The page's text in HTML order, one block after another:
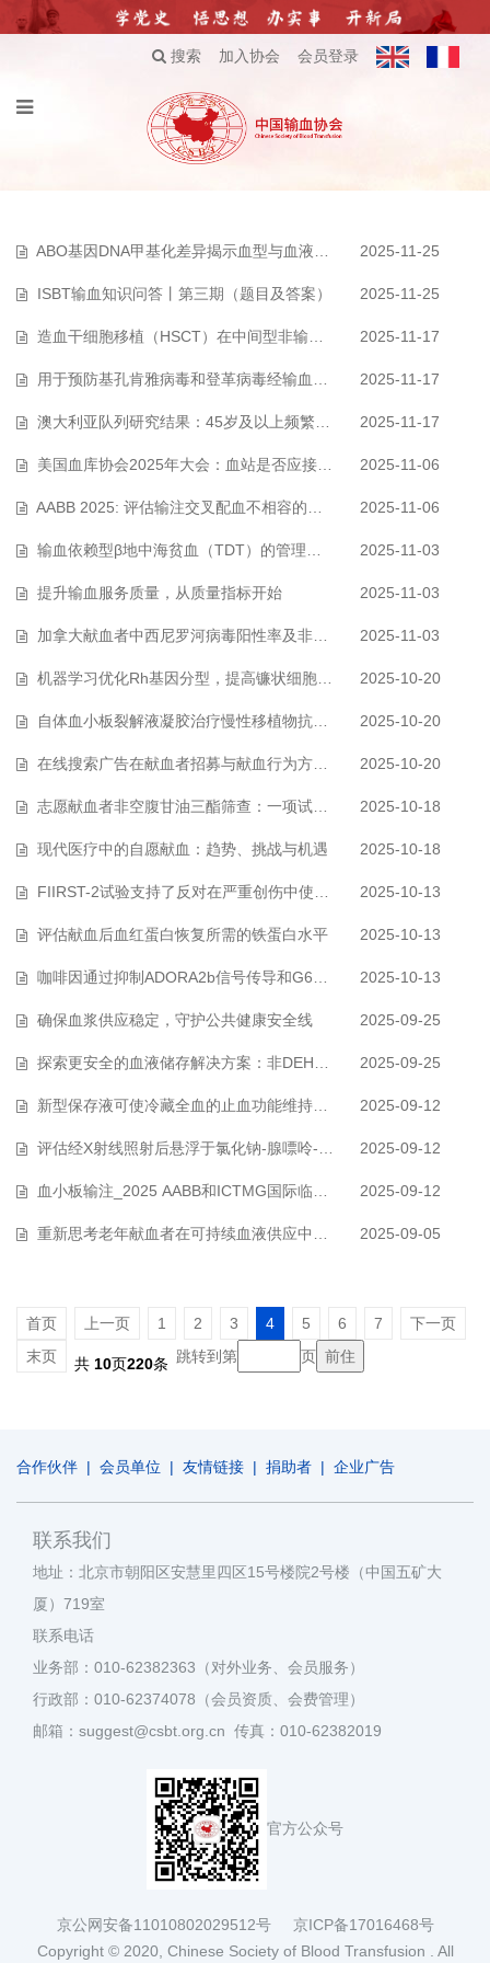
搜索 加入协会 会员登录
ABO基因DNA甲基化差异揭示血型与血液健康的潜在联系 2025-11-25
ISBT输血知识问答丨第三期（题目及答案） 2025-11-25
造血干细胞移植（HSCT）在中间型非输血依赖型地中海贫血中的应用 2025-11-17
用于预防基孔肯雅病毒和登革病毒经输血传播的核酸检测方法评估 2025-11-17
澳大利亚队列研究结果：45岁及以上频繁单采献血者的骨骼健康未受不良影响… 2025-11-17
美国血库协会2025年大会：血站是否应接收含意外同种抗体的红细胞制品？ 2025-11-06
AABB 2025: 评估输注交叉配血不相容的红细胞后的临床结果 2025-11-06
输血依赖型β地中海贫血（TDT）的管理：输血指南 2025-11-03
提升输血服务质量，从质量指标开始 2025-11-03
加拿大献血者中西尼罗河病毒阳性率及非季节性筛查的有效性 2025-11-03
机器学习优化Rh基因分型，提高镰状细胞病患者输血安全 2025-10-20
自体血小板裂解液凝胶治疗慢性移植物抗宿主病口腔黏膜病变的疗效研究 2025-10-20
在线搜索广告在献血者招募与献血行为方面的有效性评估 2025-10-20
志愿献血者非空腹甘油三酯筛查：一项试点研究 2025-10-18
现代医疗中的自愿献血：趋势、挑战与机遇 2025-10-18
FIIRST-2试验支持了反对在严重创伤中使用凝血因子替代冰冻血浆的论点 2025-10-13
评估献血后血红蛋白恢复所需的铁蛋白水平 2025-10-13
咖啡因通过抑制ADORA2b信号传导和G6PD活性损害红细胞储存质量 2025-10-13
确保血浆供应稳定，守护公共健康安全线 2025-09-25
探索更安全的血液储存解决方案：非DEHP血袋系统研究进展 2025-09-25
新型保存液可使冷藏全血的止血功能维持56天 2025-09-12
评估经X射线照射后悬浮于氯化钠-腺嘌呤-葡萄糖-甘露醇添加液的冰冻解冻去甘… 2025-09-12
血小板输注_2025 AABB和ICTMG国际临床实践指南 2025-09-12
重新思考老年献血者在可持续血液供应中的作用 2025-09-05
首页 上一页 1 2 3 4 5 6 7
下一页
末页
共 10页220条 跳转到第 页
合作伙伴 | 会员单位 | 友情链接 | 捐助者 | 企业广告
联系我们
地址：北京市朝阳区安慧里四区15号楼院2号楼（中国五矿大
厦）719室
联系电话
业务部：010-62382363（对外业务、会员服务）
行政部：010-62374078（会员资质、会费管理）
邮箱：suggest@csbt.org.cn 传真：010-62382019
官方公众号
京公网安备11010802029512号 京ICP备17016468号
Copyright © 2020, Chinese Society of Blood Transfusion . All